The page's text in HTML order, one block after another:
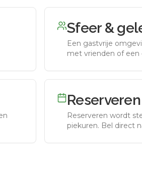
Sfeer &
Een gastvrije
met vrienden of een
Reserveren
Reserveren wordt
piekuren. Bel direct